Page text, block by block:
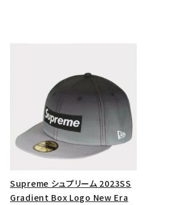
Supreme シュプリーム 2023SS
Gradient Box Logo New Era